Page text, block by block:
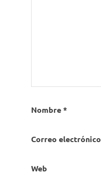
Nombre*
Correo electrónico
Web